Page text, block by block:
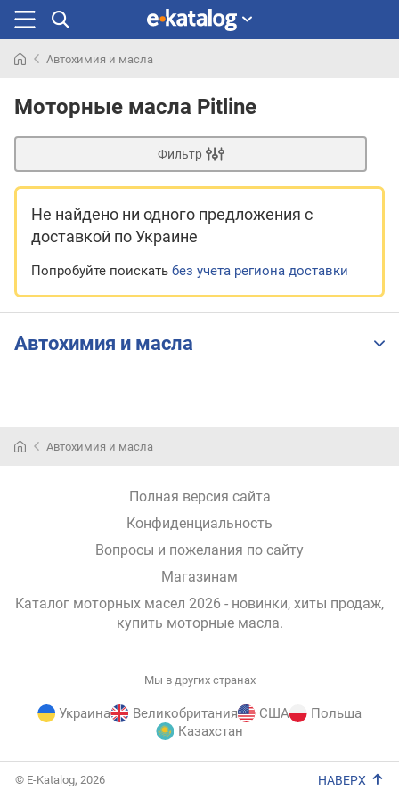
раньше
Автохимия и масла
Моторные масла Pitline
Фильтр
Не найдено ни одного предложения с
доставкой по Украине
Попробуйте поискать без учета региона доставки
Автохимия и масла
Автохимия и масла
Полная версия сайта
Конфиденциальность
Вопросы и пожелания по сайту
Магазинам
Каталог моторных масел 2026 - новинки, хиты продаж,
купить моторные масла.
Мы в других странах
Украина Великобритания США
Польша
Казахстан
© E-Katalog, 2026 НАВЕРХ